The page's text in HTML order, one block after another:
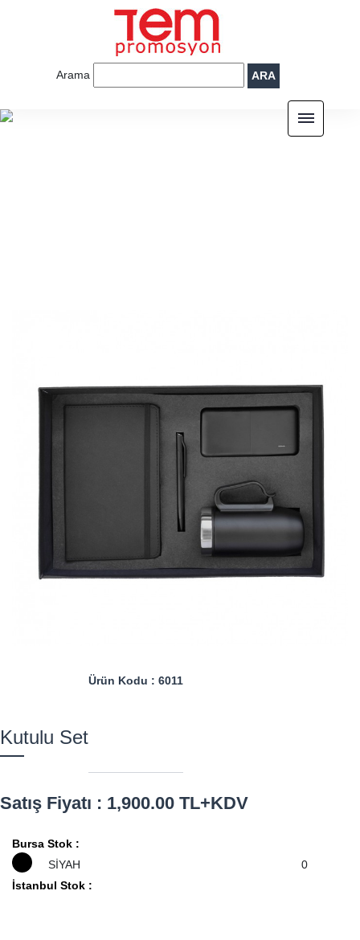
Arama ARA
Kutulu Set
Ürün Kodu : 6011
Satış Fiyatı : 1,900.00 TL+KDV
Bursa Stok :
SİYAH
0
İstanbul Stok :